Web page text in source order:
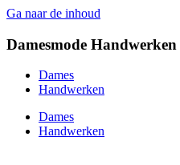
Ga naar de inhoud
Damesmode Handwerken
Dames
Handwerken
Dames
Handwerken